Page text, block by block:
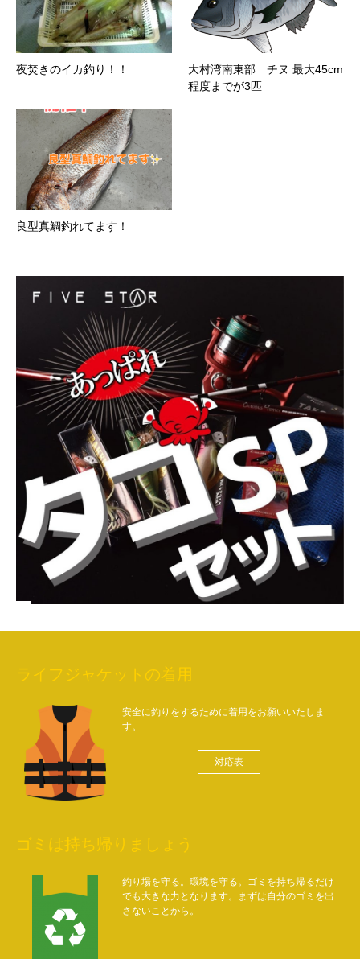
夜焚きのイカ釣り！！
大村湾南東部 チヌ 最大45cm
程度までが3匹
良型真鯛釣れてます！
ライフジャケットの着用
安全に釣りをするために着用をお願いいたしま
す。
対応表
ゴミは持ち帰りましょう
釣り場を守る。環境を守る。ゴミを持ち帰るだけ
でも大きな力となります。まずは自分のゴミを出
さないことから。